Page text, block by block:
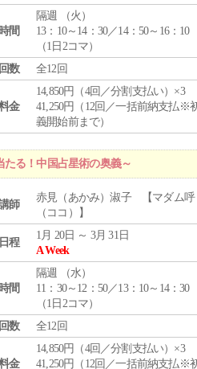
時間
隔週 （火 ）
13：10～14：30／14：50～16：10
（1日2コマ）
回数
全12回
金
14,850円（4回／分割支払い）×3
41,250円（12回／一括前納支払※
義開始前まで）
る！中国占星術の奥義～
師
赤見（あかみ）淑子 【マダム呼
（ココ）】
日程
1月 20日 ～ 3月 31日
A Week
時間
隔週 （水）
11：30～12：50／13：10～14：30
（1日2コマ）
回数
全12回
金
14,850円（4回／分割支払い）×3
41,250円（12回／一括前納支払※